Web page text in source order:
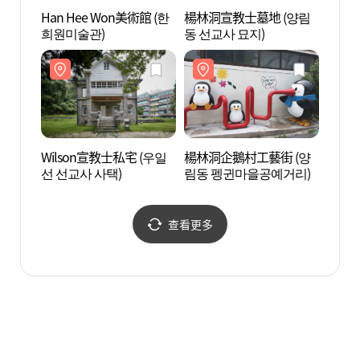
Han Hee Won美術館 (한
희원미술관)
楊林洞宣教士墓地 (양림
동 선교사 묘지)
Wilson宣教士私宅 (우일
선 선교사 사택)
楊林洞企鵝村工藝街 (양
림동 펭귄마을공예거리)
查看更多